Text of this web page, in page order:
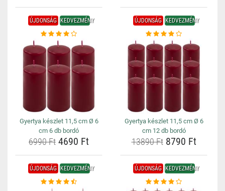
ÚJDONSÁG KEDVEZMÉNY
Gyertya készlet 11,5 cm Ø 6
cm 6 db bordó
6990 Ft 4690 Ft
ÚJDONSÁG KEDVEZMÉNY
Gyertya készlet 11,5 cm Ø 6
cm 12 db bordó
13890 Ft8790 Ft
ÚJDONSÁG KEDVEZMÉNY ÚJDONSÁG KEDVEZMÉNY